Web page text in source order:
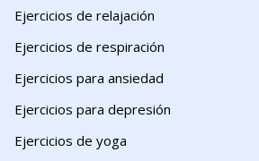
Ejercicios de relajación
Ejercicios de respiración
Ejercicios para ansiedad
Ejercicios para depresión
Ejercicios de yoga